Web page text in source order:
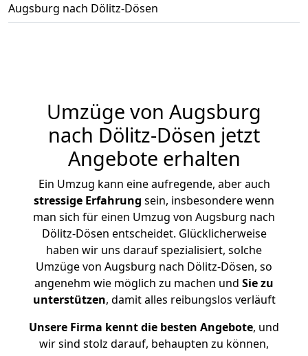
Augsburg nach Dölitz-Dösen
Umzüge von Augsburg
nach Dölitz-Dösen jetzt
Angebote erhalten
Ein Umzug kann eine aufregende, aber auch
stressige Erfahrung sein, insbesondere wenn
man sich für einen Umzug von Augsburg nach
Dölitz-Dösen entscheidet. Glücklicherweise
haben wir uns darauf spezialisiert, solche
Umzüge von Augsburg nach Dölitz-Dösen, so
angenehm wie möglich zu machen und Sie zu
unterstützen, damit alles reibungslos verläuft
Unsere Firma kennt die besten Angebote, und
wir sind stolz darauf, behaupten zu können,